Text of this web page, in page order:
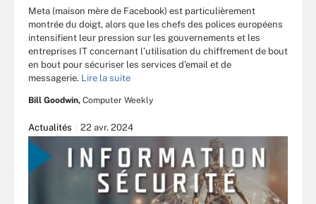
Meta (maison mère de Facebook) est particulièrement
montrée du doigt, alors que les chefs des polices européens
intensifient leur pression sur les gouvernements et les
entreprises IT concernant l’utilisation du chiffrement de bout
en bout pour sécuriser les services d’email et de
messagerie. Lire la suite
Bill Goodwin, Computer Weekly
Actualités 22 avr. 2024